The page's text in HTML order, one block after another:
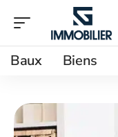
Baux Biens